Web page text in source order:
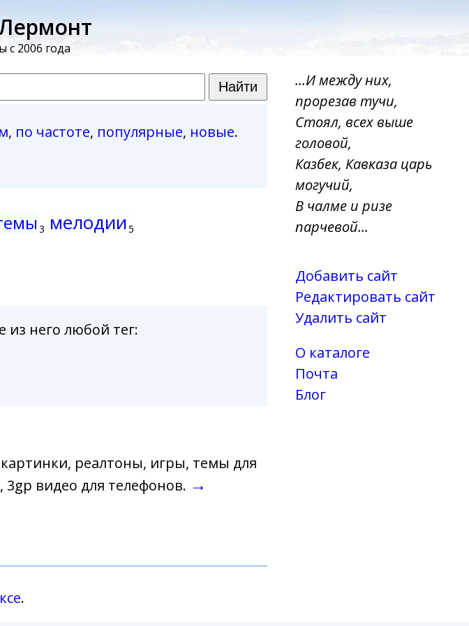
с 2006 года
, по частоте, популярные, новые.
3 мелодии5
из него любой тег:
реалтоны, игры, темы для
видео для телефонов. →
.
...И между них,
прорезав тучи,
Стоял, всех выше
головой,
Казбек, Кавказа царь
могучий,
В чалме и ризе
парчевой...
Добавить сайт
Редактировать сайт
Удалить сайт
О каталоге
Почта
Блог